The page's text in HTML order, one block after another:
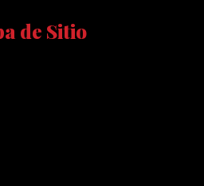
de Sitio